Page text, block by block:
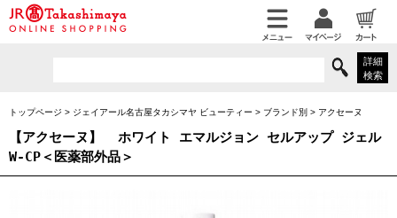
詳細
検索
トップページ > ジェイアール名古屋タカシマヤ ビューティー > ブランド別 > アクセーヌ
【アクセーヌ】 ホワイト エマルジョン セルアップ ジェル
W-CP＜医薬部外品＞